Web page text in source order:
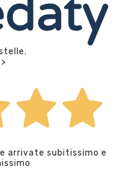
arrivate subitissimo e